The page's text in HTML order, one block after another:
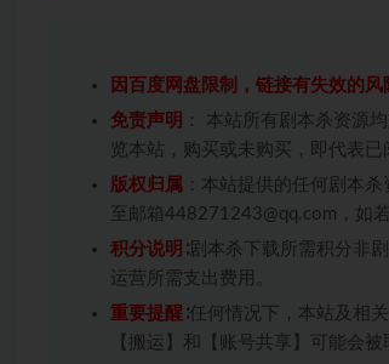
因百度网盘限制，链接有失效的
免责声明 ： 本站所有剧本杀资源
览本站，购买或未购买，即代表
版权归属 ：本站提供的任何剧本
至邮箱448271243@qq.com，如
积分说明 ∶剧本杀下载所需积分非
运营所需支出费用。
重要提醒 ∶任何情况下，本站及相
【搬运】和【账号共享】可能会被